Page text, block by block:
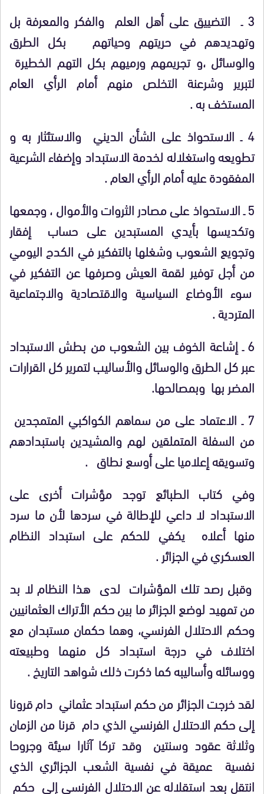
3 ـ التضييق على أهل العلم والفكر والمعرفة بل
وتهديدهم في حريتهم وحياتهم بكل الطرق
والوسائل ،و تجريمهم ورميهم بكل التهم الخطيرة
لتبرير وشرعنة التخلص منهم أمام الرأي العام
المستخف به .
4 ـ الاستحواذ على الشأن الديني والاستئثار به و
تطويعه واستغلاله لخدمة الاستبداد وإضفاء الشرعية
المفقودة عليه أمام الرأي العام .
5 ـ الاستحواذ على مصادر الثروات والأموال ، وجمعها
وتكديسها بأيدي المستبدين على حساب إفقار
وتجويع الشعوب وشغلها بالتفكير في الكدح اليومي
من أجل توفير لقمة العيش وصرفها عن التفكير في
سوء الأوضاع السياسية والاقتصادية والاجتماعية
المتردية .
6 ـ إشاعة الخوف بين الشعوب من بطش الاستبداد
عبر كل الطرق والوسائل والأساليب لتمرير كل القرارات
المضر بها وبمصالحها.
7 ـ الاعتماد على من سماهم الكواكبي المتمجدين
من السفلة المتملقين لهم والمشيدين باستبدادهم
وتسويقه إعلاميا على أوسع نطاق .
وفي كتاب الطبائع توجد مؤشرات أخرى على
الاستبداد لا داعي للإطالة في سردها لأن ما سرد
منها أعلاه يكفي للحكم على استبداد النظام
العسكري في الجزائر .
وقبل رصد تلك المؤشرات لدى هذا النظام لا بد
من تمهيد لوضع الجزائر ما بين حكم الأتراك العثمانيين
وحكم الاحتلال الفرنسي، وهما حكمان مستبدان مع
اختلاف في درجة استبداد كل منهما وطبيعته
ووسائله وأساليبه كما ذكرت ذلك شواهد التاريخ .
لقد خرجت الجزائر من حكم استبداد عثماني دام قرونا
إلى حكم الاحتلال الفرنسي الذي دام قرنا من الزمان
وثلاثة عقود وسنتين وقد تركا آثارا سيئة وجروحا
نفسية عميقة في نفسية الشعب الجزائري الذي
انتقل بعد استقلاله عن الاحتلال الفرنسي إلى حكم